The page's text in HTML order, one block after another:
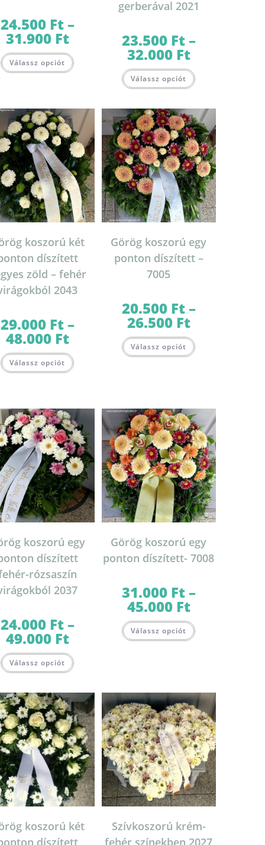
24.500 Ft–
31.900 FtÁrtartomány:
24.500 Ft
-
31.900 Ft
Válassz opciót a
A
változatok
termékoldalon
választhatók
ki
gerberával 2021
23.500 Ft–
32.000 FtÁrtartomány:
23.500 Ft
-
32.000 Ft
Válassz opciót a
van.
A
változatok
a
termékoldalon
választhatók
ki
koszorú két
díszített
zöld – fehér
2043
29.000 Ft–
48.000 FtÁrtartomány:
29.000 Ft
-
48.000 Ft
Válassz opciót a
A
változatok
a
termékoldalon
választhatók
ki
Görög koszorú egy
ponton díszített –
7005
20.500 Ft–
26.500 FtÁrtartomány:
20.500 Ft
-
26.500 Ft
Válassz opciót a
a
termékoldalon
választhatók
ki
koszorú egy
díszített
rózsaszín
2037
24.000 Ft–
49.000 FtÁrtartomány:
24.000 Ft
-
49.000 Ft
Válassz opciót a
van.
A
változatok
a
termékoldalon
választhatók
ki
Görög koszorú egy
ponton díszített- 7008
31.000 Ft–
45.000 FtÁrtartomány:
31.000 Ft
-
45.000 Ft
Válassz opciót a
a
termékoldalon
választhatók
ki
koszorú két
Szívkoszorú krém-